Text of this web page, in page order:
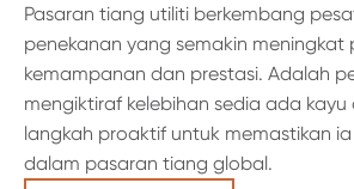
Pasaran tiang utiliti berkembang
penekanan yang semakin meningkat
kemampanan dan prestasi. Adalah
mengiktiraf kelebihan sedia ada
langkah proaktif untuk memastikan
dalam pasaran tiang global.